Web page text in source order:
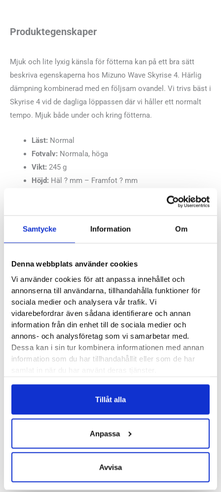
Samtycke Information Om
Denna webbplats använder cookies
Vi använder cookies för att anpassa innehållet och
annonserna till användarna, tillhandahålla funktioner för
sociala medier och analysera vår trafik. Vi
vidarebefordrar även sådana identifierare och annan
information från din enhet till de sociala medier och
annons- och analysföretag som vi samarbetar med.
Dessa kan i sin tur kombinera informationen med annan
information som du har tillhandahållit eller som de har
Tillåt alla
Anpassa
Avvisa
Produktegenskaper
Mjuk och lite lyxig känsla för fötterna kan på ett bra sätt
beskriva egenskaperna hos Mizuno Wave Skyrise 4. Härlig
dämpning kombinerad med en följsam ovandel. Vi trivs bäst i
Skyrise 4 vid de dagliga löppassen där vi håller ett normalt
tempo. Mjuk både under och kring fötterna.
Läst: Normal
Fotvalv: Normala, höga
Vikt: 245 g
Höjd:Häl ? mm – Framfot ? mm
Butiker: Stockholm Hornstull,Stockholm Odengatan,
Stockholm Storgatan
Stockholm Sickla Uppsala
Östersund
Recensioner
Besökta produkter
Icebug Arcus BUGrip
2200kr